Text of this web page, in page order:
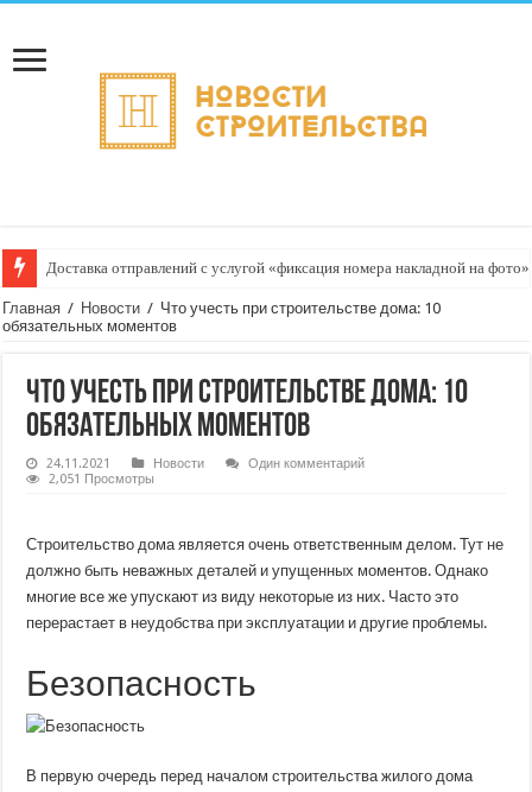
Доставка отправлений с услугой «фиксация номера накладной на
Главная / Новости / Что учесть при строительстве дома: 10
обязательных моментов
Что учесть при строительстве дома: 10
обязательных моментов
24.11.2021 Новости
Один комментарий
2,051 Просмотры
Строительство дома является очень ответственным делом. Тут не
должно быть неважных деталей и упущенных моментов. Однако
многие все же упускают из виду некоторые из них. Часто это
перерастает в неудобства при эксплуатации и другие проблемы.
Безопасность
В первую очередь перед началом строительства жилого дома